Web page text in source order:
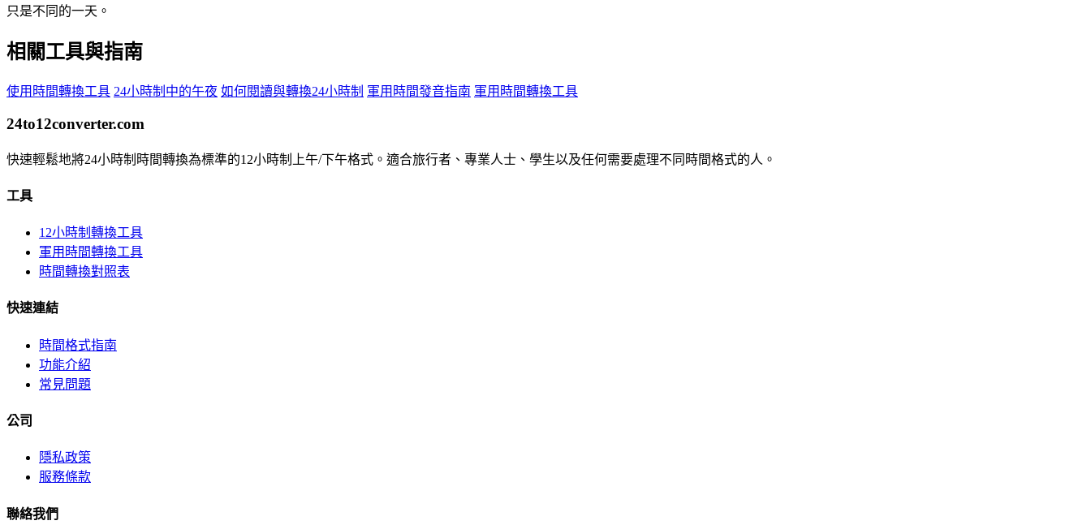
只是不同的一天。
相關工具與指南
使用時間轉換工具 24小時制中的午夜 如何閱讀與轉換24小時制 軍用時間發音指南 軍用時間轉換工具
24to12converter.com
快速輕鬆地將24小時制時間轉換為標準的12小時制上午/下午格式。適合旅行者、專業人士、學生以及任何需要處理不同時間格式的人。
工具
12小時制轉換工具
軍用時間轉換工具
時間轉換對照表
快速連結
時間格式指南
功能介紹
常見問題
公司
隱私政策
服務條款
聯絡我們